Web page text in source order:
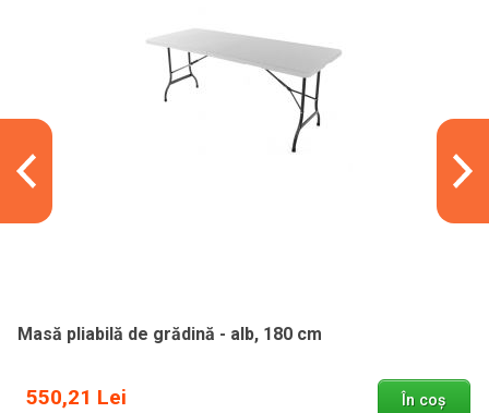
Masă pliabilă de grădină - alb, 180 cm
550,21 Lei În coș